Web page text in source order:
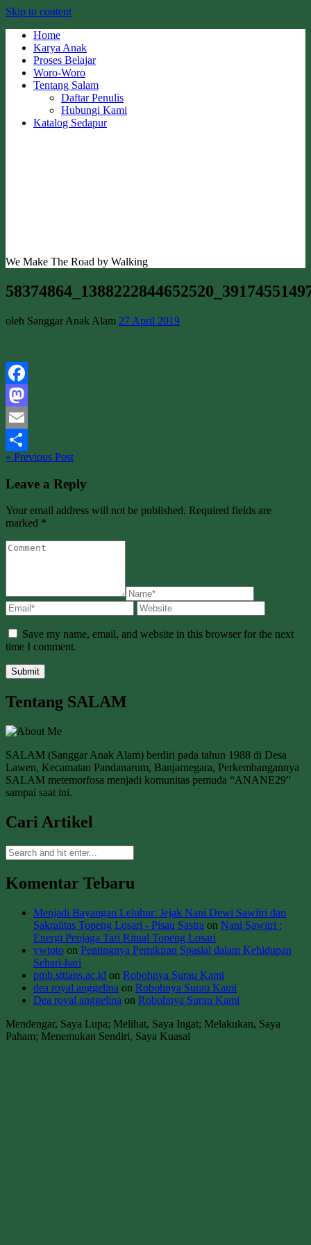
Skip to content
Home
Karya Anak
Proses Belajar
Woro-Woro
Tentang Salam
Daftar Penulis
Hubungi Kami
Katalog Sedapur
We Make The Road by Walking
oleh Sanggar Anak Alam 27 April 2019
Facebook
Mastodon
Email
Share
« Previous Post
Leave a Reply
Your email address will not be published. Required fields are
marked *
Save my name, email, and website in this browser for the next
time I comment.
Tentang SALAM
SALAM (Sanggar Anak Alam) berdiri pada tahun 1988 di Desa
Lawen, Kecamatan Pandanarum, Banjarnegara, Perkembangannya
SALAM metemorfosa menjadi komunitas pemuda “ANANE29”
sampai saat ini.
Cari Artikel
Komentar Tebaru
Menjadi Bayangan Leluhur: Jejak Nani Dewi Sawitri dan
Sakralitas Topeng Losari - Pisau Sastra on Nani Sawitri :
Energi Penjaga Tari Ritual Topeng Losari
vwtoto on Pentingnya Pemikiran Spasial dalam Kehidupan
Sehari-hari
pmb.sttians.ac.id on Robohnya Surau Kami
dea royal anggelina on Robohnya Surau Kami
Dea royal anggelina on Robohnya Surau Kami
Mendengar, Saya Lupa; Melihat, Saya Ingat; Melakukan, Saya
Paham; Menemukan Sendiri, Saya Kuasai